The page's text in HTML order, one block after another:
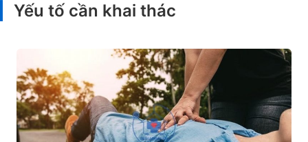
Yếu tố cần khai thác